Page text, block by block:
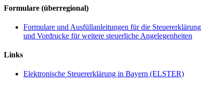
Formulare (überregional)
Formulare und Ausfüllanleitungen für die Steuererklärung
und Vordrucke für weitere steuerliche Angelegenheiten
Links
Elektronische Steuererklärung in Bayern (ELSTER)